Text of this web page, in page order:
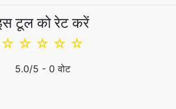
टूल को रेट करें
☆
☆
☆
☆
☆
5.0/5 - 0 वोट